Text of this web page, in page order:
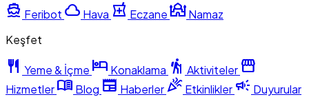
directions_boat Feribot cloud Hava local_pharmacy EczanemosqueNamaz
Keşfet
restaurant Yeme & İçme hotel Konaklama hiking Aktiviteler storefront
Hizmetlermenu_book Blog newspaper Haberler celebrationEtkinlikler campaign Duyurular